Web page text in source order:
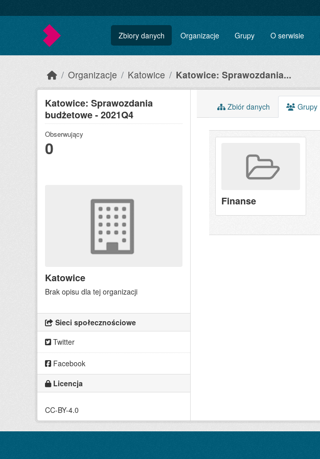
Zbiory danych Organizacje Grupy O serwisie
Organizacje Katowice Katowice: Sprawozdania...
Katowice: Sprawozdania
budżetowe - 2021Q4
Obserwujący
0
Katowice
Brak opisu dla tej organizacji
Sieci społecznościowe
Twitter
Facebook
Licencja
CC-BY-4.0
Zbiór danych Grupy
Finanse